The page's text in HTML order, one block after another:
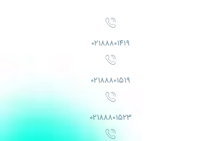
۰۲۱۸۸۸۰۱۴۱۹
۰۲۱۸۸۸۰۱۵۱۹
۰۲۱۸۸۸۰۱۵۲۳